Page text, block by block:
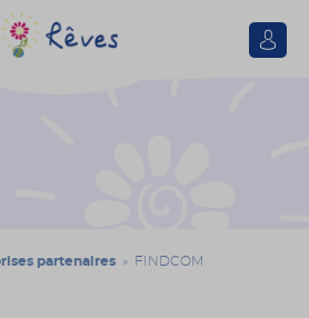
Se
partenaires » FINDCOM